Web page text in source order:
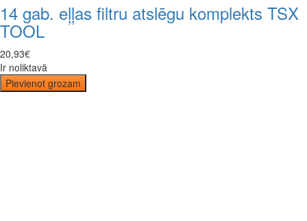
14 gab. eļļas filtru atslēgu komplekts TSX
TOOL
20,93€
Ir noliktavā
Pievienot grozam